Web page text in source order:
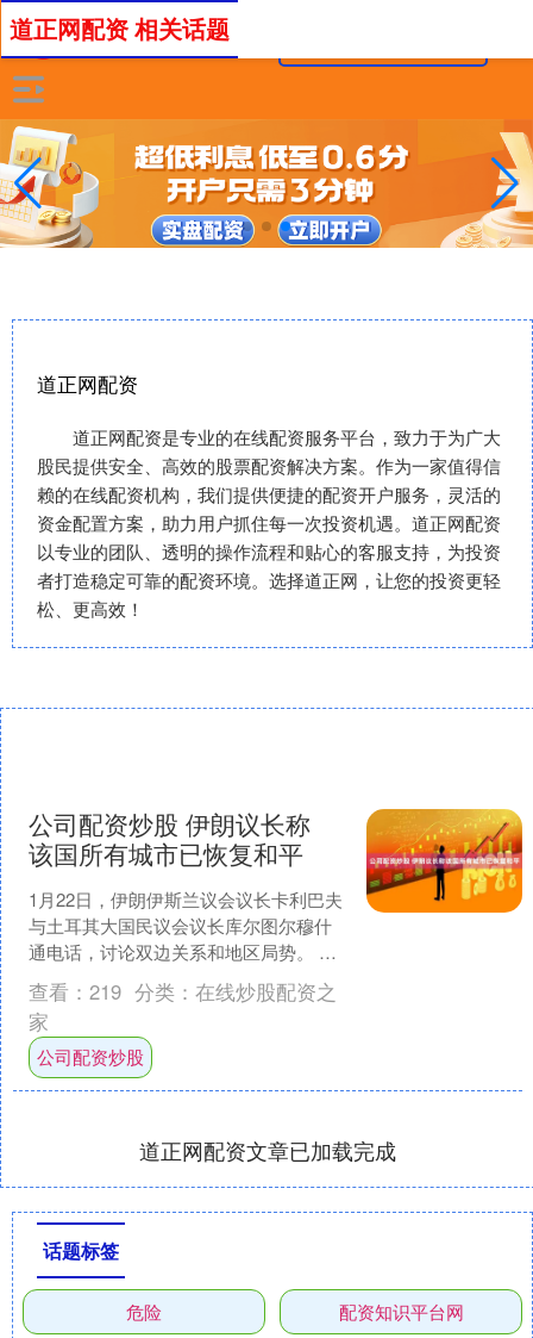
道正网配资
道正网配资是专业的在线配资服务平台，致力于为广大
股民提供安全、高效的股票配资解决方案。作为一家值得信
赖的在线配资机构，我们提供便捷的配资开户服务，灵活的
资金配置方案，助力用户抓住每一次投资机遇。道正网配资
以专业的团队、透明的操作流程和贴心的客服支持，为投资
者打造稳定可靠的配资环境。选择道正网，让您的投资更轻
松、更高效！
道正网配资 相关话题
公司配资炒股 伊朗议长称
该国所有城市已恢复和平
1月22日，伊朗伊斯兰议会议长卡利巴夫
与土耳其大国民议会议长库尔图尔穆什
通电话，讨论双边关系和地区局势。 在
通话中，卡利巴夫表示，近期的骚乱事
件是去年6月“12....
查看： 219 分类： 在线炒股配资之
家
公司配资炒股
道正网配资文章已加载完成
话题标签
危险 配资知识平台网